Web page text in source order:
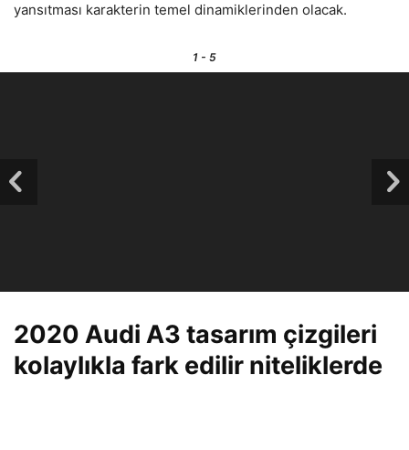
yansıtması karakterin temel dinamiklerinden olacak.
1 - 5
2020 Audi A3 tasarım çizgileri
kolaylıkla fark edilir niteliklerde